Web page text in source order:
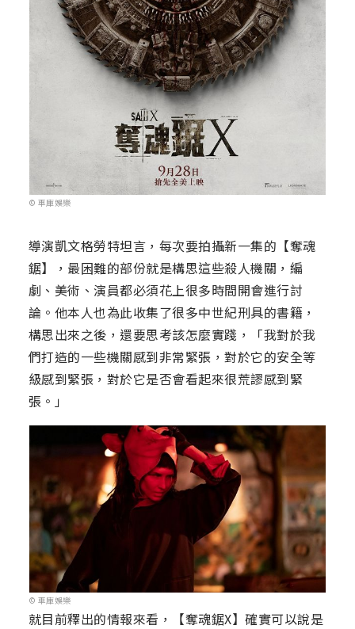
© 車庫娛樂
導演凱文格勞特坦言，每次要拍攝新一集的【奪魂
鋸】，最困難的部份就是構思這些殺人機關，編
劇、美術、演員都必須花上很多時間開會進行討
論。他本人也為此收集了很多中世紀刑具的書籍，
構思出來之後，還要思考該怎麼實踐，「我對於我
們打造的一些機關感到非常緊張，對於它的安全等
級感到緊張，對於它是否會看起來很荒謬感到緊
張。」
© 車庫娛樂
就目前釋出的情報來看，【奪魂鋸X】確實可以說是